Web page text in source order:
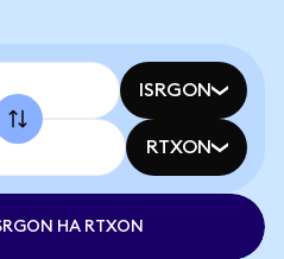
ISRGON
RTXON
НА RTXON